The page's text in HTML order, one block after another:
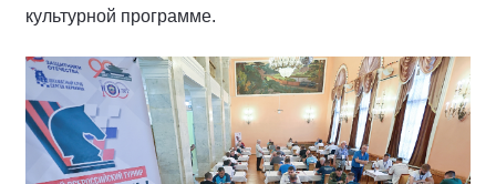
культурной программе.